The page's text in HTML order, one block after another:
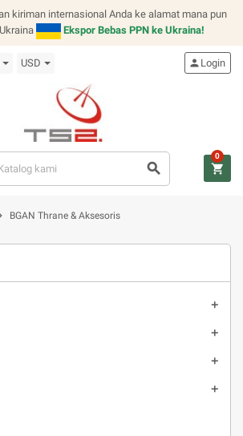
kiriman internasional Anda ke alamat mana pun
Ekspor Bebas PPN ke Ukraina!
USD
search
person Login
shopping_cart
0
BGAN Thrane & Aksesoris
add
add
add
add